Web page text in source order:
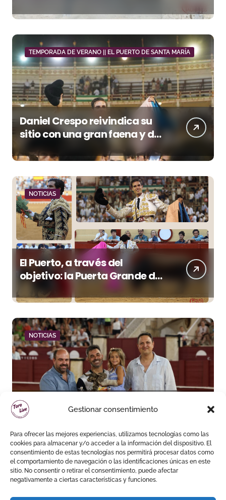
Gestionar consentimiento
Para ofrecer las mejores experiencias, utilizamos tecnologías como las
cookies para almacenar y/o acceder a la información del dispositivo. El
consentimiento de estas tecnologías nos permitirá procesar datos como
el comportamiento de navegación o las identificaciones únicas en este
sitio. No consentir o retirar el consentimiento, puede afectar
negativamente a ciertas características y funciones.
TEMPORADA DE VERANO || EL PUERTO DE SANTA MARÍA
Daniel Crespo reivindica su
sitio con una gran faena y dos
orejas
NOTICIAS
El Puerto, a través del
objetivo: la Puerta Grande de
Crespo y el aroma de
Morante
NOTICIAS
‘Leguiche’ conquista La
Malagueta en una noche de
recortes, emoción y gran
ambiente